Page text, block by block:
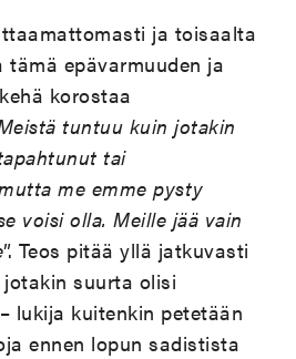
ja toisaalta
epävarmuuden ja
korostaa
tuntuu kuin jotakin
tai
me emme pysty
voisi olla. Meille jää vain
”. Teos pitää yllä jatkuvasti
suurta olisi
lukija kuitenkin petetään
ennen lopun sadistista